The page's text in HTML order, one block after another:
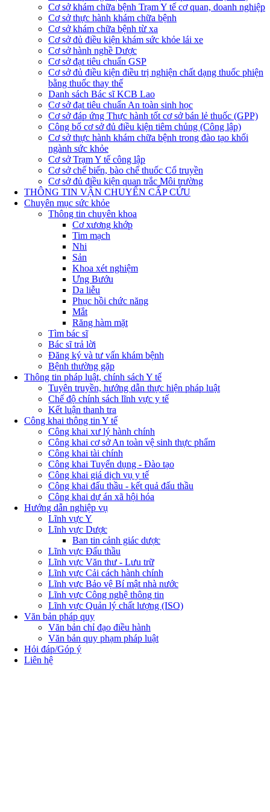
Cơ sở khám chữa bệnh Trạm Y tế cơ quan, doanh nghiệp
Cơ sở thực hành khám chữa bệnh
Cơ sở khám chữa bệnh từ xa
Cơ sở đủ điều kiện khám sức khỏe lái xe
Cơ sở hành nghề Dược
Cơ sở đạt tiêu chuẩn GSP
Cơ sở đủ điều kiện điều trị nghiện chất dạng thuốc phiện
bằng thuốc thay thế
Danh sách Bác sĩ KCB Lao
Cơ sở đạt tiêu chuẩn An toàn sinh học
Cơ sở đáp ứng Thực hành tốt cơ sở bán lẻ thuốc (GPP)
Công bố cơ sở đủ điều kiện tiêm chủng (Công lập)
Cơ sở thực hành khám chữa bệnh trong đào tạo khối
ngành sức khỏe
Cơ sở Trạm Y tế công lập
Cơ sở chế biến, bào chế thuốc Cổ truyền
Cơ sở đủ điều kiện quan trắc Môi trường
THÔNG TIN VẬN CHUYỂN CẤP CỨU
Chuyên mục sức khỏe
Thông tin chuyên khoa
Cơ xương khớp
Tim mạch
Nhi
Sản
Khoa xét nghiệm
Ưng Bướu
Da liễu
Phục hồi chức năng
Mắt
Răng hàm mặt
Tìm bác sĩ
Bác sĩ trả lời
Đăng ký và tư vấn khám bệnh
Bệnh thường gặp
Thông tin pháp luật, chính sách Y tế
Tuyên truyền, hướng dẫn thực hiện pháp luật
Chế độ chính sách lĩnh vực y tế
Kết luận thanh tra
Công khai thông tin Y tế
Công khai xư lý hành chính
Công khai cơ sở An toàn vệ sinh thực phẩm
Công khai tài chính
Công khai Tuyển dụng - Đào tạo
Công khai giá dịch vụ y tế
Công khai đấu thầu - kết quả đấu thầu
Công khai dự án xã hội hóa
Hướng dẫn nghiệp vụ
Lĩnh vực Y
Lĩnh vực Dược
Ban tin cảnh giác dược
Lĩnh vực Đấu thầu
Lĩnh vực Văn thư - Lưu trữ
Lĩnh vực Cải cách hành chính
Lĩnh vực Bảo vệ Bí mật nhà nước
Lĩnh vực Công nghệ thông tin
Lĩnh vực Quản lý chất lượng (ISO)
Văn bản pháp quy
Văn bản chỉ đạo điều hành
Văn bản quy phạm pháp luật
Hỏi đáp/Góp ý
Liên hệ